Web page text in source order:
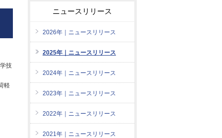
技
軽
ニュースリリース
2026年｜ニュースリリース
2025年｜ニュースリリース
2024年｜ニュースリリース
2023年｜ニュースリリース
2022年｜ニュースリリース
2021年｜ニュースリリース